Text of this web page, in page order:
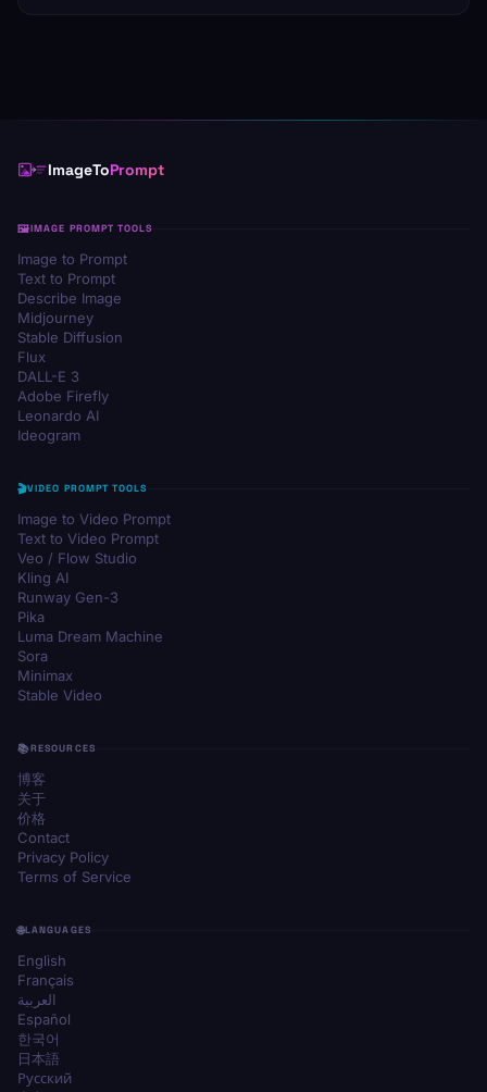
ImageToPrompt
IMAGE PROMPT TOOLS
Image to Prompt
Text to Prompt
Describe Image
Midjourney
Stable Diffusion
Flux
DALL-E 3
Adobe Firefly
Leonardo AI
Ideogram
VIDEO PROMPT TOOLS
Image to Video Prompt
Text to Video Prompt
Veo / Flow Studio
Kling AI
Runway Gen-3
Pika
Luma Dream Machine
Sora
Minimax
Stable Video
RESOURCES
博客
关于
价格
Contact
Privacy Policy
Terms of Service
LANGUAGES
English
Français
العربية
Español
한국어
日本語
Русский